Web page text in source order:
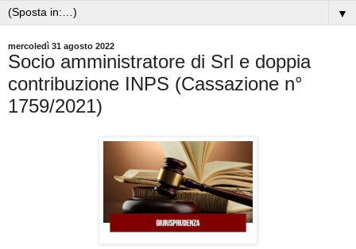
▼
mercoledì 31 agosto 2022
Socio amministratore di Srl e doppia
contribuzione INPS (Cassazione n°
1759/2021)